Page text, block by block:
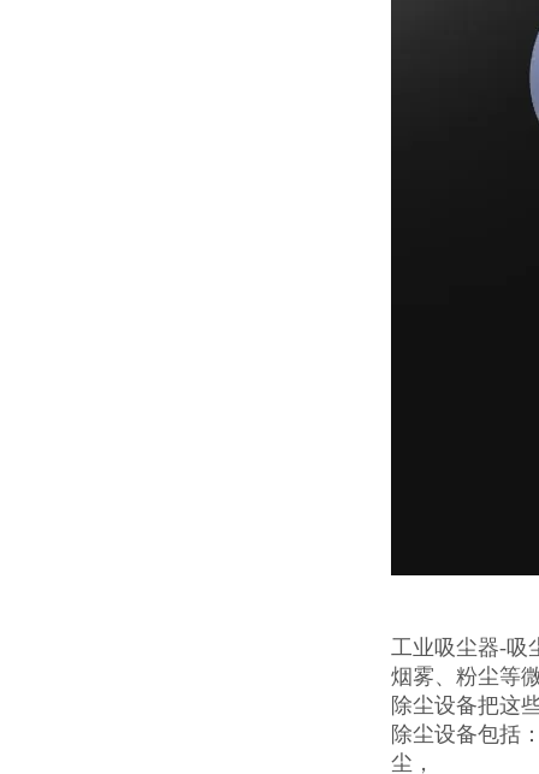
工业吸尘器-吸
烟雾、粉尘等
除尘设备把这
除尘设备包括
尘，